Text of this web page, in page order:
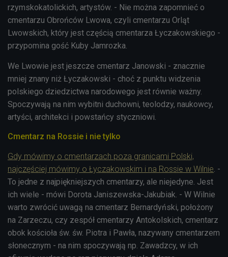
rzymskokatolickich, artystów. - Nie można zapomnieć o
cmentarzu Obrońców Lwowa, czyli cmentarzu Orląt
Lwowskich, który jest częścią cmentarza Łyczakowskiego -
przypomina gość Kuby Jamrozka.
We Lwowie jest jeszcze cmentarz Janowski - znacznie
mniej znany niż Łyczakowski - choć z punktu widzenia
polskiego dziedzictwa narodowego jest równie ważny.
Spoczywają na nim wybitni duchowni, teolodzy, naukowcy,
artyści, architekci i powstańcy styczniowi.
Cmentarz na Rossie i nie tylko
Gdy mówimy o cmentarzach poza granicami Polski,
najczęściej mówimy o Łyczakowskim i na Rossie w Wilnie . -
To jedne z najpiękniejszych cmentarzy, ale niejedyne. Jest
ich wiele - mówi Dorota Janiszewska-Jakubiak. - W Wilnie
warto zwrócić uwagą na cmentarz Bernardyński, położony
na Zarzeczu, czy zespół cmentarzy Antokolskich, cmentarz
obok kościoła św. św. Piotra i Pawła, nazywany cmentarzem
słonecznym - na nim spoczywają np. Zawadzcy, w ich